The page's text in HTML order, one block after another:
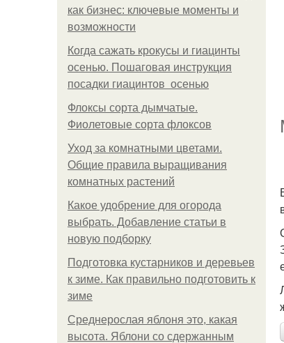
как бизнес: ключевые моменты и
возможности
Когда сажать крокусы и гиацинты
осенью. Пошаговая инструкция
посадки гиацинтов осенью
Флоксы сорта дымчатые.
Фиолетовые сорта флоксов
Уход за комнатными цветами.
Общие правила выращивания
комнатных растений
Какое удобрение для огорода
выбрать. Добавление статьи в
новую подборку
Подготовка кустарников и деревьев
к зиме. Как правильно подготовить к
зиме
Среднерослая яблоня это, какая
высота. Яблони со сдержанным